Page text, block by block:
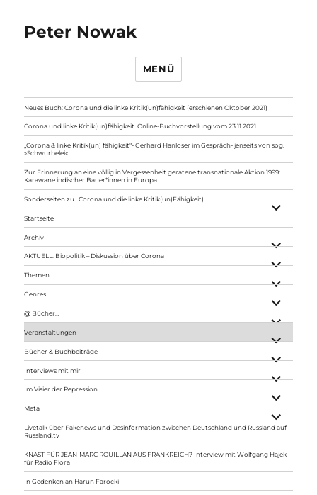
Peter Nowak
MENÜ
Neues Buch: Corona und die linke Kritik(un)fähigkeit (erschienen Oktober 2021)
Corona und linke Kritik(un)fähigkeit. Online-Buchvorstellung vom 23.11.2021
„Corona & linke Kritik(un) fähigkeit“- Gerhard Hanloser im Gespräch- jenseits von sog.
»Schwurbelei«
Zur Erinnerung an eine völlig in Vergessenheit geratene transnationale Aktion 1999:
Karawane indischer Bauer*innen in Europa
Sonderseiten zu…Corona und die linke Kritik(un)Fähigkeit).
anzeigen
Startseite
Archiv
anzeigen
AKTUELL: Biopolitik – Diskussion über Corona
anzeigen
Themen
anzeigen
Genres
anzeigen
@ Bücher…
Veranstaltungen
anzeigen
Bücher & Buchbeiträge
anzeigen
Interviews mit mir
anzeigen
Im Visier der Repression
anzeigen
Meta
anzeigen
Livetalk über Fakenews und Desinformation zwischen Deutschland und Russland auf
Russland.tv
KNAST FÜR JEAN-MARC ROUILLAN AUS FRANKREICH? Interview mit Wolfgang Hajek
für Radio Flora
In Gedenken an Harun Farocki